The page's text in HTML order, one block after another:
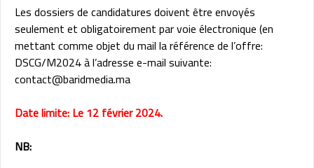
Les dossiers de candidatures doivent être envoyés
seulement et obligatoirement par voie électronique (en
mettant comme objet du mail la référence de l’offre:
DSCG/M2024 à l’adresse e-mail suivante:
contact@baridmedia.ma
Date limite: Le 12 février 2024.
NB: